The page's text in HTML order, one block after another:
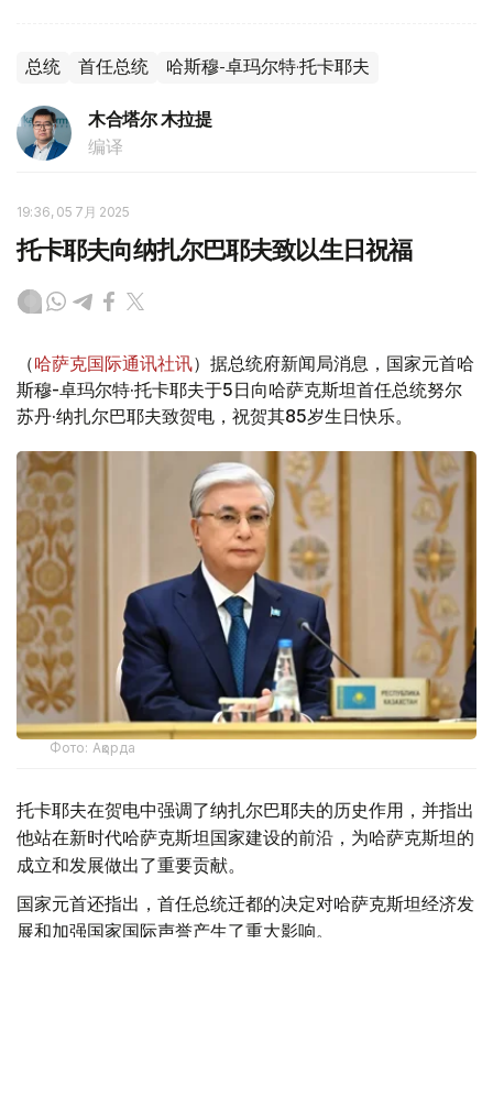
总统 首任总统 哈斯穆-卓玛尔特·托卡耶夫
木合塔尔 木拉提
编译
19:36, 05 7月 2025
托卡耶夫向纳扎尔巴耶夫致以生日祝福
（哈萨克国际通讯社讯）据总统府新闻局消息，国家元首哈
斯穆-卓玛尔特·托卡耶夫于5日向哈萨克斯坦首任总统努尔
苏丹·纳扎尔巴耶夫致贺电，祝贺其85岁生日快乐。
Фото: Ақорда
托卡耶夫在贺电中强调了纳扎尔巴耶夫的历史作用，并指出
他站在新时代哈萨克斯坦国家建设的前沿，为哈萨克斯坦的
成立和发展做出了重要贡献。
国家元首还指出，首任总统迁都的决定对哈萨克斯坦经济发
展和加强国家国际声誉产生了重大影响。